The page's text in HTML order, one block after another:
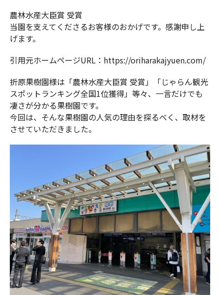
農林水産大臣賞 受賞
当園を支えてくださるお客様のおかげです。感謝申し上
げます。
引用元ホームページURL：https://oriharakajyuen.com/
折原果樹園様は「農林水産大臣賞 受賞」「じゃらん観光
スポットランキング全国1位獲得」等々、一言だけでも
凄さが分かる果樹園です。
今回は、そんな果樹園の人気の理由を探るべく、取材を
させていただきました。